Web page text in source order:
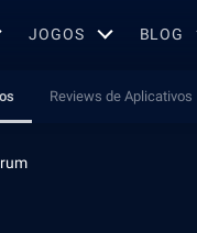
JOGOS BLOG
Reviews de Aplicativos